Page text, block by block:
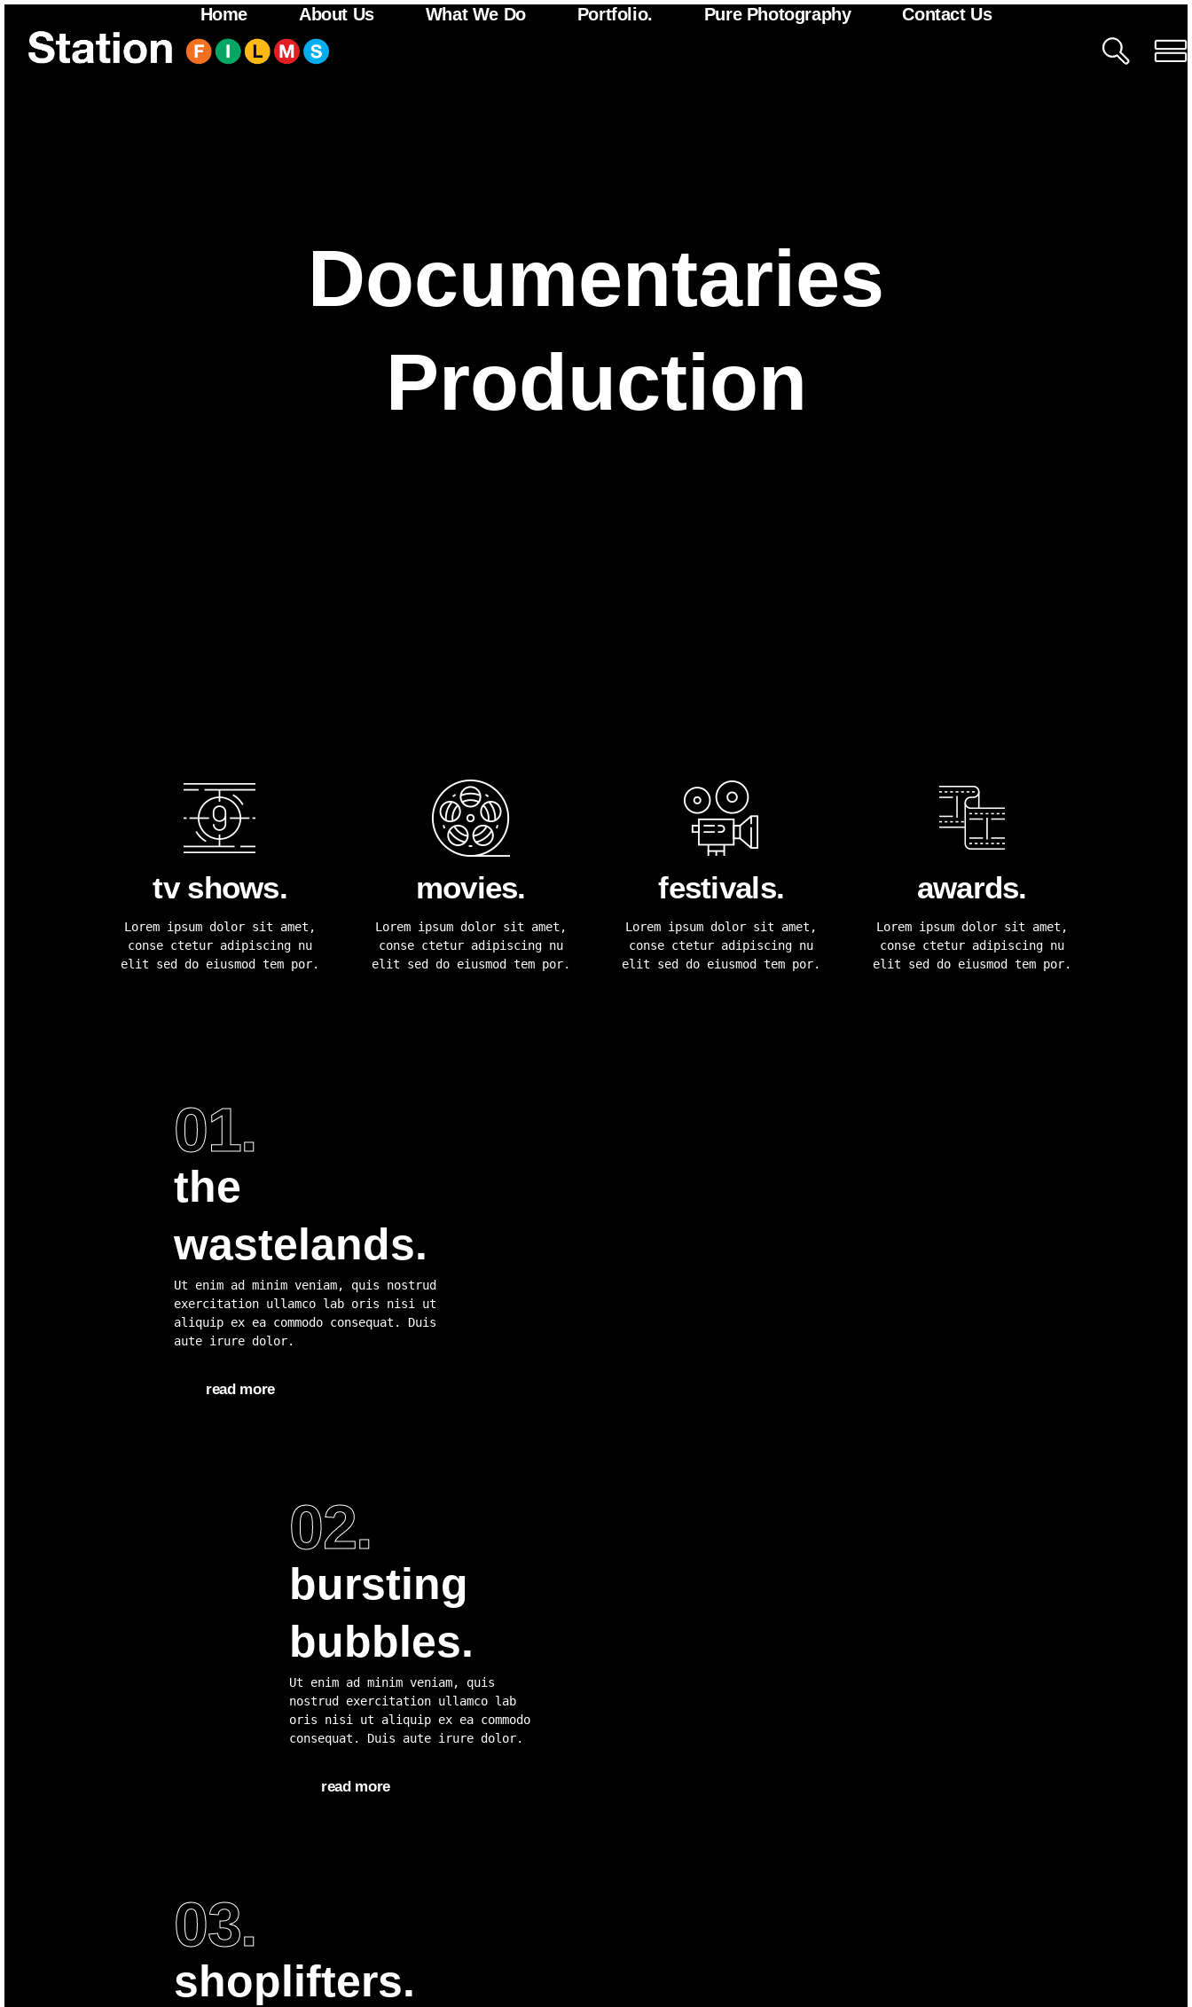
Home About Us What We Do Portfolio. Pure Photography Contact Us
Documentaries
Production
tv shows.
Lorem ipsum dolor sit amet,
conse ctetur adipiscing nu
elit sed do eiusmod tem por.
movies.
Lorem ipsum dolor sit amet,
conse ctetur adipiscing nu
elit sed do eiusmod tem por.
festivals.
Lorem ipsum dolor sit amet,
conse ctetur adipiscing nu
elit sed do eiusmod tem por.
awards.
Lorem ipsum dolor sit amet,
conse ctetur adipiscing nu
elit sed do eiusmod tem por.
01.
the
wastelands.
Ut enim ad minim veniam, quis nostrud
exercitation ullamco lab oris nisi ut
aliquip ex ea commodo consequat. Duis
aute irure dolor.
read more
02.
bursting
bubbles.
Ut enim ad minim veniam, quis
nostrud exercitation ullamco lab
oris nisi ut aliquip ex ea commodo
consequat. Duis aute irure dolor.
read more
03.
shoplifters.